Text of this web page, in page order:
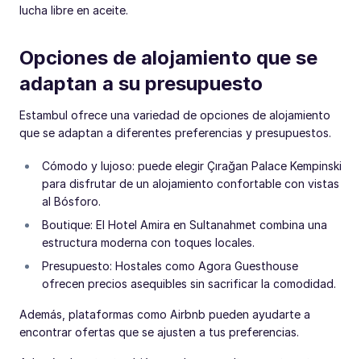
lucha libre en aceite.
Opciones de alojamiento que se
adaptan a su presupuesto
Estambul ofrece una variedad de opciones de alojamiento
que se adaptan a diferentes preferencias y presupuestos.
Cómodo y lujoso: puede elegir Çırağan Palace Kempinski
para disfrutar de un alojamiento confortable con vistas
al Bósforo.
Boutique: El Hotel Amira en Sultanahmet combina una
estructura moderna con toques locales.
Presupuesto: Hostales como Agora Guesthouse
ofrecen precios asequibles sin sacrificar la comodidad.
Además, plataformas como Airbnb pueden ayudarte a
encontrar ofertas que se ajusten a tus preferencias.